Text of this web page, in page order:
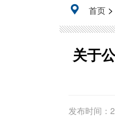
首页 >
关于
发布时间：